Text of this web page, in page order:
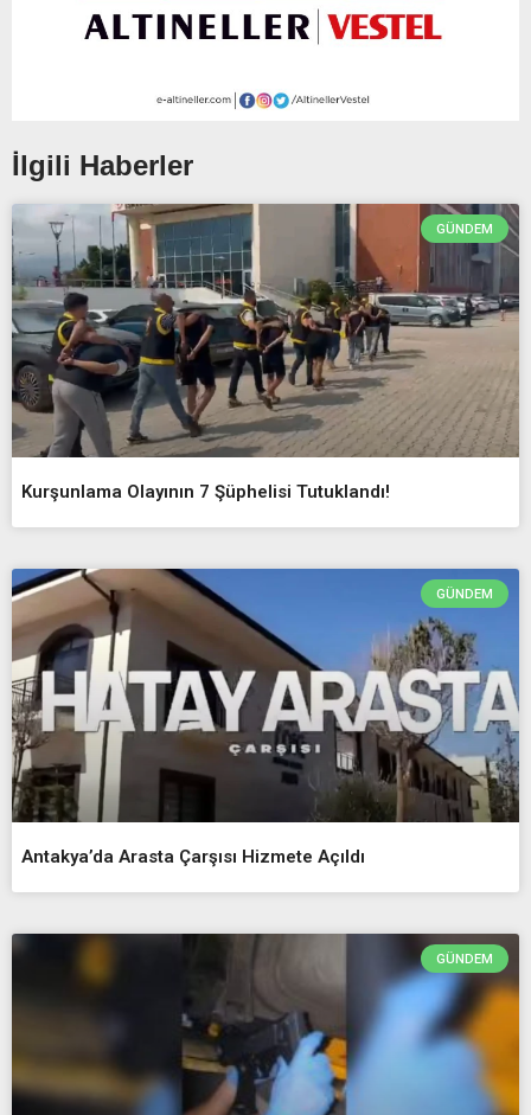
İlgili Haberler
GÜNDEM
Kurşunlama Olayının 7 Şüphelisi Tutuklandı!
GÜNDEM
Antakya’da Arasta Çarşısı Hizmete Açıldı
GÜNDEM